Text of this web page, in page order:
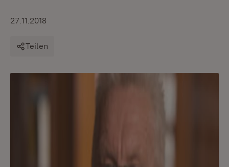
27.11.2018
Teilen